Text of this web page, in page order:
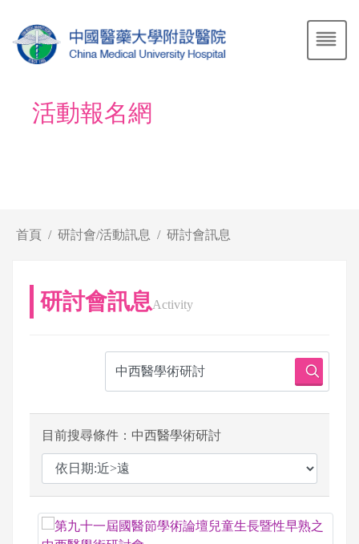
活動報名網
首頁 研討會/活動訊息 研討會訊息
研討會訊息Activity
目前搜尋條件：中西醫學術研討